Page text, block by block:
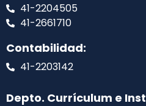
41-2204505
41-2661710
Contabilidad:
41-2203142
Depto. Currículum e